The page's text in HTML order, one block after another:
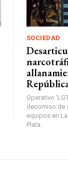
SOCIEDAD
Operativo
decomiso de
equipos en
Plata.